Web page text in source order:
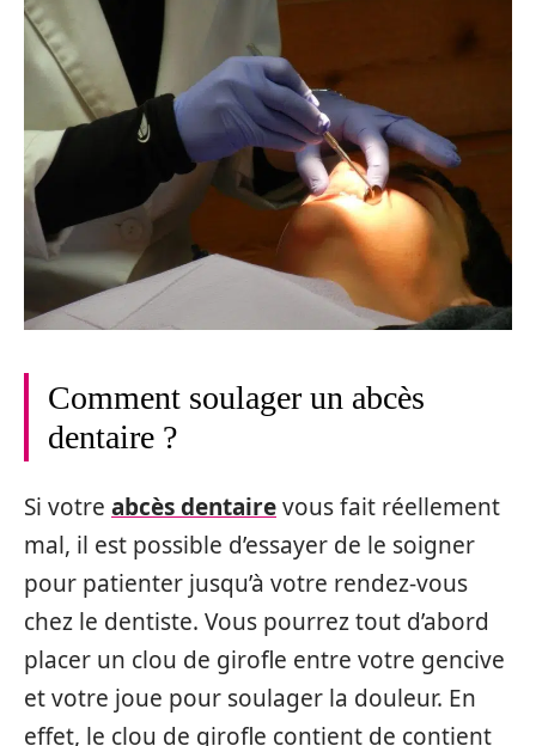
Comment soulager un abcès
dentaire ?
Si votre abcès dentairevous fait réellement
mal, il est possible d’essayer de le soigner
pour patienter jusqu’à votre rendez-vous
chez le dentiste. Vous pourrez tout d’abord
placer un clou de girofle entre votre gencive
et votre joue pour soulager la douleur. En
effet, le clou de girofle contient de contient